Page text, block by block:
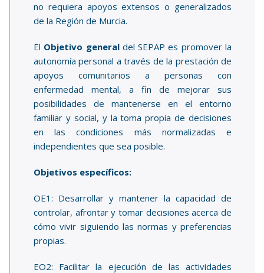
no requiera apoyos extensos o generalizados
de la Región de Murcia.
El Objetivo generaldel SEPAP es promover la
autonomía personal a través de la prestación de
apoyos comunitarios a personas con
enfermedad mental, a fin de mejorar sus
posibilidades de mantenerse en el entorno
familiar y social, y la toma propia de decisiones
en las condiciones más normalizadas e
independientes que sea posible.
Objetivos específicos:
OE1: Desarrollar y mantener la capacidad de
controlar, afrontar y tomar decisiones acerca de
cómo vivir siguiendo las normas y preferencias
propias.
EO2: Facilitar la ejecución de las actividades